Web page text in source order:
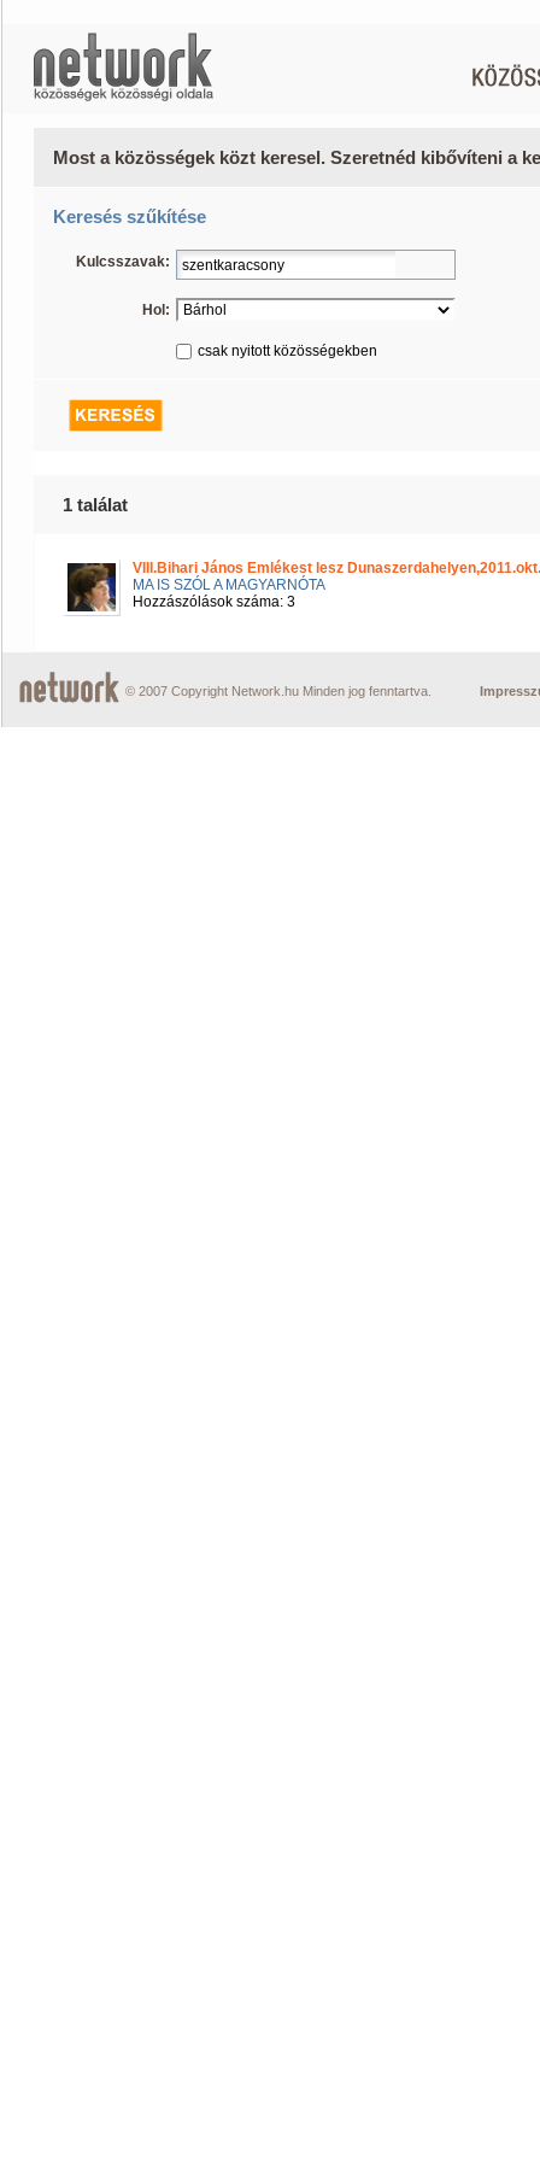
Most a közösségek közt keresel. Szeretnéd kibővíteni a
Keresés szűkítése
Kulcsszavak:
Hol:
csak nyitott közösségekben
1 találat
VIII.Bihari János Emlékest lesz
MA IS SZÓL A MAGYARNÓTA
Hozzászólások száma: 3
© 2007 Copyright Network.hu Minden jog fenntartva.